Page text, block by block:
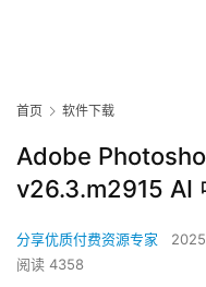
首页 软件下载
Adobe
v26.3.m2915 AI
分享优质付费资源专家
阅读 4358